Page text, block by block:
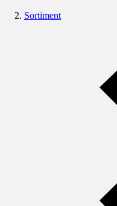
Sortiment